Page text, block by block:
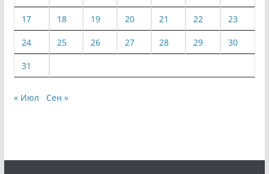
17 18 19 20 21 22 23
24 25 26 27 28 29 30
31
« Июл Сен »